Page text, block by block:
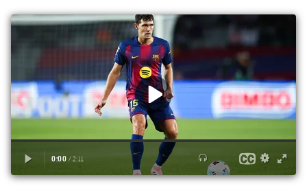
Accesibilidad
Instalaciones
SUB8 B
Historia
Palmarés
Infantil B
Entradas
Resultados
Clasificaciones
Jugadors
Palmarés
Calendario
Resultados
Jugadores
Clasificaciones
Actualidad
Cadete
Infantil
Alevín
Campus Verano
PLUSICON
MÁS
Primer equipo
plusicon
más
Actualidad
Calendario
plusicon
más
plusicon
más